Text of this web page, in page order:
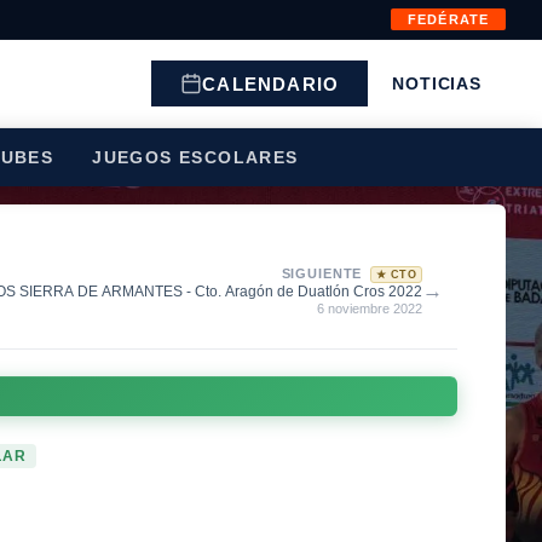
FEDÉRATE
CALENDARIO NOTICIAS
JUEGOS ESCOLARES
SIGUIENTE ★ CTO
SIERRA DE ARMANTES - Cto. Aragón de Duatlón Cros 2022
6 noviembre 2022
→